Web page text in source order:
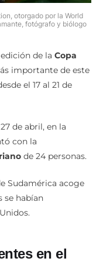
otorgado por la World
fotógrafo y biólogo
de la Copa
importante de este
el 17 al 21 de
de abril, en la
con la
de 24 personas.
Sudamérica acoge
se habían
en el